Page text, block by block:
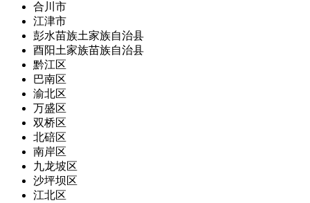
合川市
江津市
彭水苗族土家族自治县
酉阳土家族苗族自治县
黔江区
巴南区
渝北区
万盛区
双桥区
北碚区
南岸区
九龙坡区
沙坪坝区
江北区